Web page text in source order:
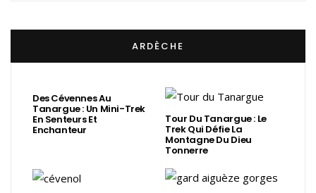
ARDÈCHE
Des Cévennes Au
Tanargue : Un Mini-Trek
En Senteurs Et
Enchanteur
Tour Du Tanargue : Le
Trek Qui Défie La
Montagne Du Dieu
Tonnerre